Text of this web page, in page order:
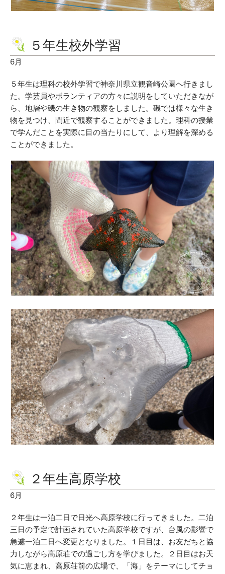
５年生校外学習
6月
５年生は理科の校外学習で神奈川県立観音崎公園へ行きまし
た。学芸員やボランティアの方々に説明をしていただきなが
ら、地層や磯の生き物の観察をしました。磯では様々な生き
物を見つけ、間近で観察することができました。理科の授業
で学んだことを実際に目の当たりにして、より理解を深める
ことができました。
２年生高原学校
6月
２年生は一泊二日で日光へ高原学校に行ってきました。二泊
三日の予定で計画されていた高原学校ですが、台風の影響で
急遽一泊二日へ変更となりました。１日目は、お友だちと協
力しながら高原荘での過ごし方を学びました。２日目はお天
気に恵まれ、高原荘前の広場で、「海」をテーマにしてチョ